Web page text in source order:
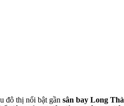
đô thị nổi bật gần sân bay Long